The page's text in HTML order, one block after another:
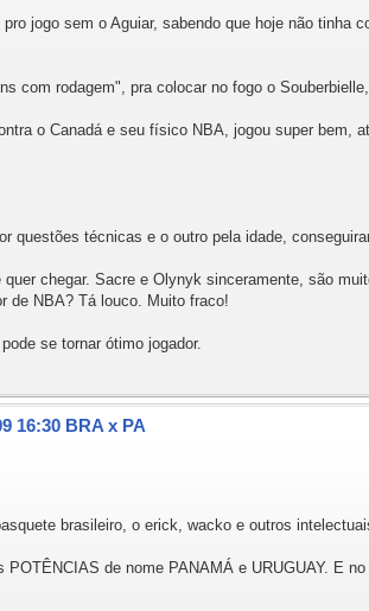
jogo sem o Aguiar, sabendo que hoje não tinha
com rodagem", pra colocar no fogo o
o Canadá e seu físico NBA, jogou super
questões técnicas e o outro pela idade,
chegar. Sacre e Olynyk sinceramente, são
de NBA? Tá louco. Muito fraco!
se tornar ótimo jogador.
16:30 BRA x PA
brasileiro, o erick, wacko e outros
de nome PANAMÁ e URUGUAY. E